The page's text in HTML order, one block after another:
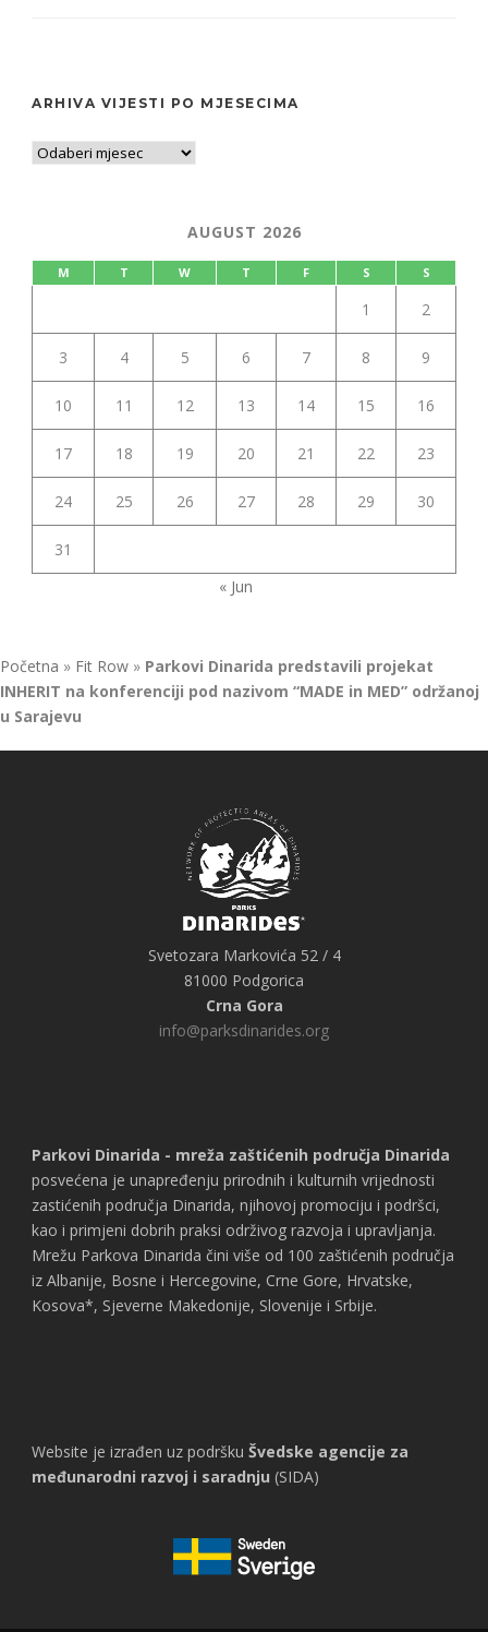
ARHIVA VIJESTI PO MJESECIMA
AUGUST 2026
M T W T F S S
1 2
3 4 5 6 7 8 9
10 11 12 13 14 15 16
17 18 19 20 21 22 23
24 25 26 27 28 29 30
31
« Jun
Početna » Fit Row » Parkovi Dinarida predstavili projekat
INHERIT na konferenciji pod nazivom “MADE in MED” održanoj
u Sarajevu
Svetozara Markovića 52 / 4
81000 Podgorica
Crna Gora
info@parksdinarides.org
Parkovi Dinarida - mreža zaštićenih područja Dinarida
posvećena je unapređenju prirodnih i kulturnih vrijednosti
zastićenih područja Dinarida, njihovoj promociju i podršci,
kao i primjeni dobrih praksi održivog razvoja i upravljanja.
Mrežu Parkova Dinarida čini više od 100 zaštićenih područja
iz Albanije, Bosne i Hercegovine, Crne Gore, Hrvatske,
Kosova*, Sjeverne Makedonije, Slovenije i Srbije.
Website je izrađen uz podršku Švedske agencije za
međunarodni razvoj i saradnju (SIDA)